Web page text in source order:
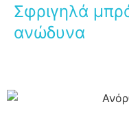
Σφριγηλά
ανώδυνα